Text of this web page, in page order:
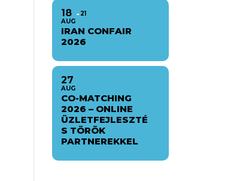
18
AUG
21
IRAN CONFAIR
2026
27
AUG
CO-MATCHING
2026 – ONLINE
ÜZLETFEJLESZTÉ
S TÖRÖK
PARTNEREKKEL